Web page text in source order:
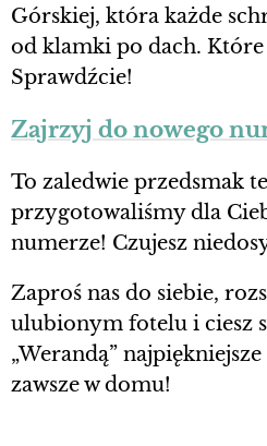
Górskiej, która każde
od klamki po dach.
Sprawdźcie!
Zajrzyj do nowego
To zaledwie przedsmak
przygotowaliśmy dla
numerze! Czujesz
Zaproś nas do siebie,
ulubionym fotelu i ciesz
„Werandą”
zawsze w domu!